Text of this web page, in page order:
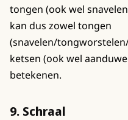
tongen (ook wel
kan dus zowel tongen
(snavelen/
ketsen (ook wel
betekenen.
9. Schraal